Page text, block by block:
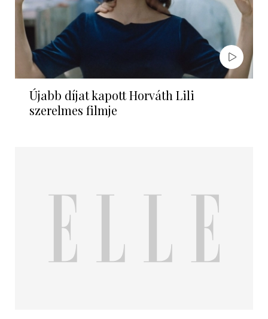
Újabb díjat kapott Horváth Lili
szerelmes filmje